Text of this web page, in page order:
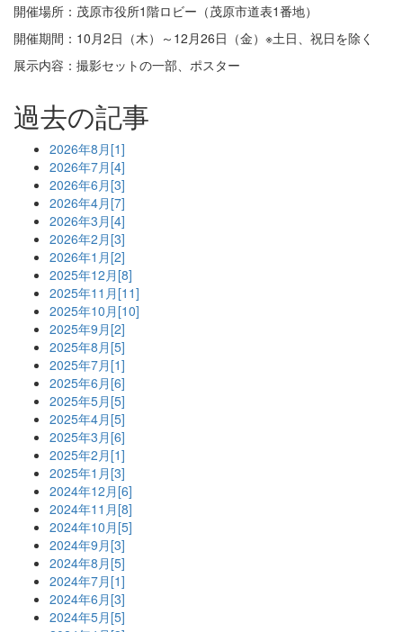
開催場所：茂原市役所1階ロビー（茂原市道表1番地）
開催期間：10月2日（木）～12月26日（金）※土日、祝日を除く
展示内容：撮影セットの一部、ポスター
過去の記事
2026年8月[1]
2026年7月[4]
2026年6月[3]
2026年4月[7]
2026年3月[4]
2026年2月[3]
2026年1月[2]
2025年12月[8]
2025年11月[11]
2025年10月[10]
2025年9月[2]
2025年8月[5]
2025年7月[1]
2025年6月[6]
2025年5月[5]
2025年4月[5]
2025年3月[6]
2025年2月[1]
2025年1月[3]
2024年12月[6]
2024年11月[8]
2024年10月[5]
2024年9月[3]
2024年8月[5]
2024年7月[1]
2024年6月[3]
2024年5月[5]